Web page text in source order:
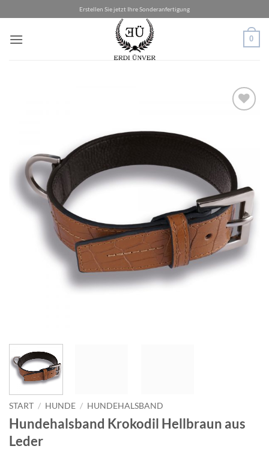
Inhalt
springen
Erstellen Sie jetzt Ihre Sonderanfertigung
0
START / HUNDE / HUNDEHALSBAND
Hundehalsband Krokodil Hellbraun aus
Leder